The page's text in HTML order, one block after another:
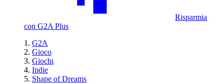
Risparmia
con G2A Plus
G2A
Gioco
Giochi
Indie
Shape of Dreams